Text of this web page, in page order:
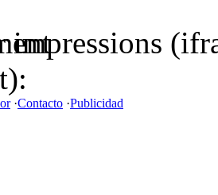
·Contacto ·Publicidad